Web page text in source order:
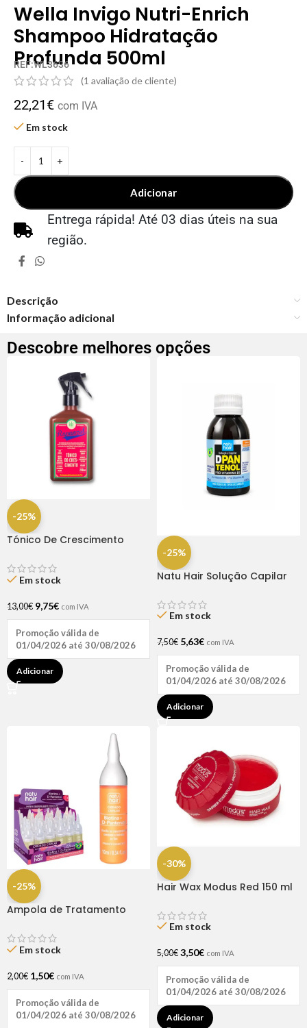
Wella Invigo Nutri-Enrich
Shampoo Hidratação
Profunda 500ml
REF:WL3636
(1 avaliação de cliente)
22,21€ com IVA
Em stock
Adicionar
Entrega rápida! Até 03 dias úteis na sua
região.
Descrição
Informação adicional
Descobre melhores opções
-25%
Tónico De Crescimento
Em stock
13,00€ 9,75€ com IVA
Promoção válida de
01/04/2026 até 30/08/2026
Adicionar
-25%
Natu Hair Solução Capilar
Em stock
7,50€ 5,63€ com IVA
Promoção válida de
01/04/2026 até 30/08/2026
Adicionar
-25%
Ampola de Tratamento
Hair (1 UNIDADE)
Em stock
2,00€ 1,50€ com IVA
Promoção válida de
01/04/2026 até 30/08/2026
-30%
Hair Wax Modus Red 150 ml
Em stock
5,00€ 3,50€ com IVA
Promoção válida de
01/04/2026 até 30/08/2026
Adicionar